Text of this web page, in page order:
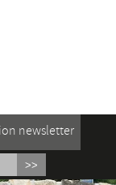
newsletter